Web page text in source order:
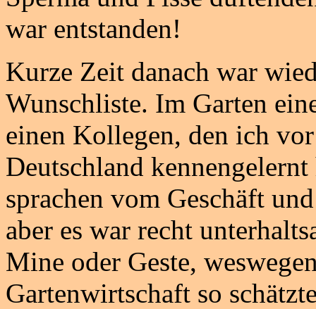
war entstanden!
Kurze Zeit danach war
Wunschliste. Im Garten
einen Kollegen, den ich
Deutschland
sprachen vom Geschäft
aber es war recht
Mine oder Geste,
Gartenwirtschaft so